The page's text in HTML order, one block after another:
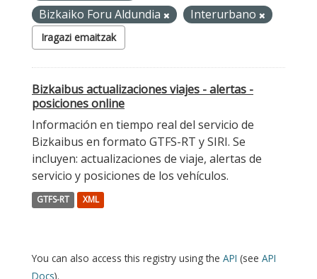
Bizkaiko Foru Aldundia
Interurbano
Iragazi emaitzak
Bizkaibus actualizaciones viajes - alertas -
posiciones online
Información en tiempo real del servicio de
Bizkaibus en formato GTFS-RT y SIRI. Se
incluyen: actualizaciones de viaje, alertas de
servicio y posiciones de los vehículos.
GTFS-RT XML
You can also access this registry using the API (see API
Docs).